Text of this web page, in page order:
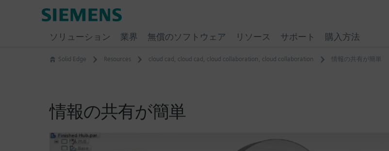
Solid Edge Resources cloud cad , cloud cad , cloud collaboration , cloud collaboration 情報の共有が簡単
情報の共有が簡単
ソリューション 業界 無償のソフトウェア リソース サポート 購入方法